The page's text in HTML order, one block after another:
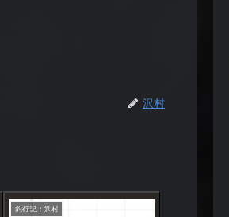
沢村
釣行記：沢村